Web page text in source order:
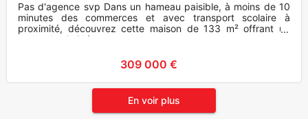
Pas d'agence svp Dans un hameau paisible, à moins de 10
minutes des commerces et avec transport scolaire à
proximité, découvrez cette maison de 133 m² offrant un
cadre de vie idéa
309 000 €
En voir plus